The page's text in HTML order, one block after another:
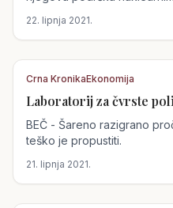
22. lipnja 2021.
Austrija
Crna KronikaEkonomija
Laboratorij za čvrste
BEČ - Šareno razigrano
teško je propustiti.
21. lipnja 2021.